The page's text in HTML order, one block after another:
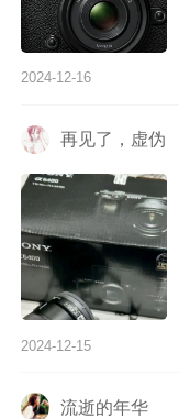
2024-12-16
再见了，虚伪
2024-12-15
流逝的年华